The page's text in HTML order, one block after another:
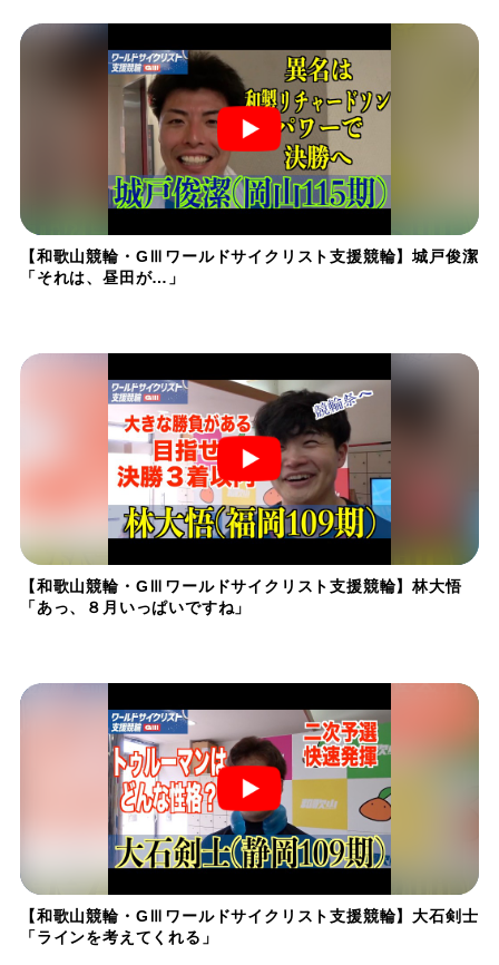
【和歌山競輪・GⅢワールドサイクリスト支援競輪】城戸俊潔
「それは、昼田が…」
【和歌山競輪・GⅢワールドサイクリスト支援競輪】林大悟
「あっ、８月いっぱいですね」
【和歌山競輪・GⅢワールドサイクリスト支援競輪】大石剣士
「ラインを考えてくれる」